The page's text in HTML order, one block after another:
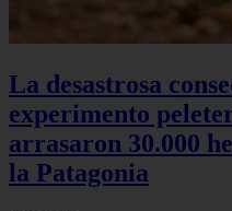
La desastrosa
experimento
arrasaron 30.000
la Patagonia